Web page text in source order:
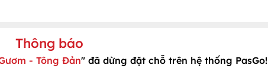
Thông báo
- Tông Đản" đã dừng đặt chỗ trên hệ thống PasGo!